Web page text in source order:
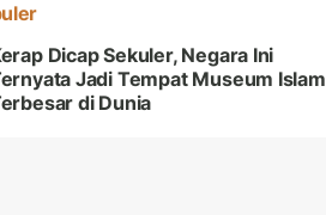
Dicap Sekuler, Negara Ini
Jadi Tempat Museum Islam
di Dunia